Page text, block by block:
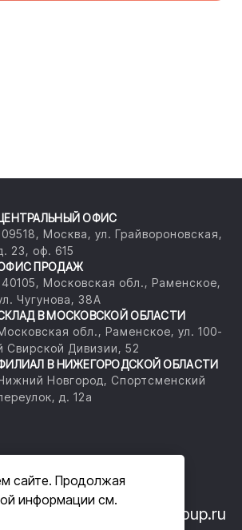
ОФИС
Москва, ул. Грайвороновская,
23, оф. 615
ПРОДАЖ
Московская обл., Раменское,
Чугунова, 38А
В МОСКОВСКОЙ ОБЛАСТИ
обл., Раменское, ул. 100-
Свирской Дивизии, 52
В НИЖЕГОРОДСКОЙ ОБЛАСТИ
Новгород, Спортсменский
д. 12а
info@masam-group.ru
сайте. Продолжая
информации см.